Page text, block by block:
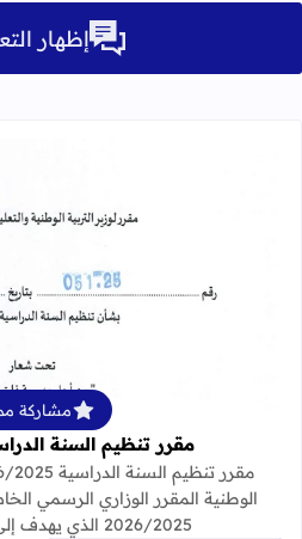
إظهار
مشاركة
مقرر تنظيم السنة الدراسية
الوطنية المقرر الوزاري الرسمي
2026/2025 الذي يهدف إلى تحديد مختلف…